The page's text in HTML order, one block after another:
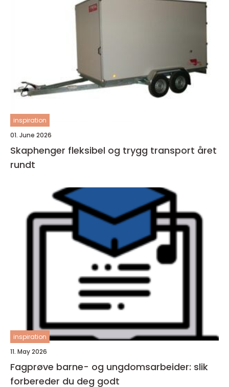
inspiration
01. June 2026
Skaphenger fleksibel og trygg transport året
rundt
inspiration
11. May 2026
Fagprøve barne- og ungdomsarbeider: slik
forbereder du deg godt